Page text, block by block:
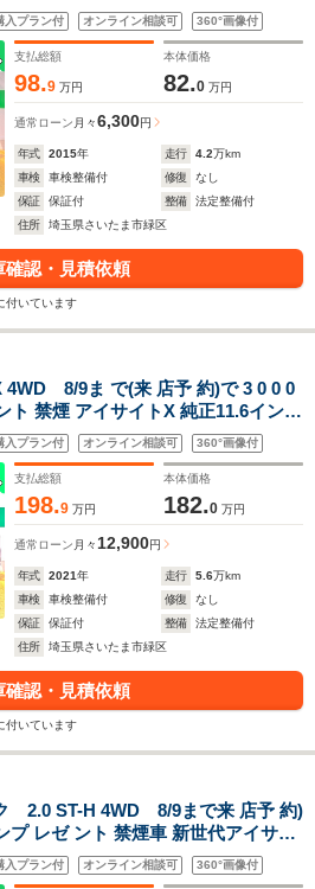
バックカメラ レーンキープ
コン LEDライト
入プラン付 オンライン相談可 360°画像付
支払総額
98.9 万円
本体価格
82.0 万円
通常ローン 月々6,300円
年式 2015年 走行 4.2万km
車検
車検整備付 修復
なし
保証
保証付 整備
法定整備付
住所
埼玉県さいたま市緑区
確認・見積依頼
付いています
8/9ま で(来 店予 約)で 3 0 0 0
ト 禁煙 アイサイトX 純正11.6インチ
スポットモニター 電動リアゲート
ープ サイド/バックカメラ
入プラン付 オンライン相談可 360°画像付
支払総額
198.9 万円
本体価格
182.0 万円
通常ローン 月々 12,900円
年式 2021年 走行 5.6万km
車検
車検整備付 修復
なし
保証
保証付 整備
法定整備付
住所
埼玉県さいたま市緑区
確認・見積依頼
付いています
2.0 ST-H 4WD 8/9まで来 店予 約)
プ レゼ ント 禁煙車 新世代アイサイ
軽減ブレーキ レーンキープ 全周囲
ター パドルシフト LEDライト フ
入プラン付 オンライン相談可 360°画像付